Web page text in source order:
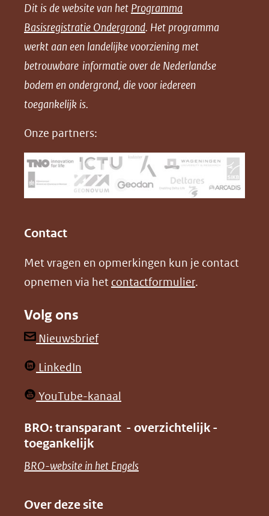
n
o
p
F
a
c
b
o
o
k
venster)
(verwijst
een
andere
n
o
p
L
i
e
d
I
n
venster)
(verwijst
andere
n
o
p
X
(opent
(verwijst
een
l
o
a
d
P
Dit is de website van het Programma
Basisregistratie Ondergrond. Het programma
werkt aan een landelijke voorziening met
betrouwbare informatie over de Nederlandse
bodem en ondergrond, die voor iedereen
toegankelijk is.
Onze partners:
Contact
Met vragen en opmerkingen kun je contact
opnemen via het contactformulier.
Volg ons
Nieuwsbrief(opent
venster)
naar
andere
LinkedIn
nieuw
venster)
(verwijst
naar
andere
YouTube-kanaal
nieuw
(verwijst
BRO: transparant - overzichtelijk -
toegankelijk
BRO-website in het Engels(opent
Over deze site